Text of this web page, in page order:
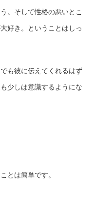
。そして性格の悪いとこ
好き。ということはしっ
も彼に伝えてくれるはず
少しは意識するようにな
とは簡単です。